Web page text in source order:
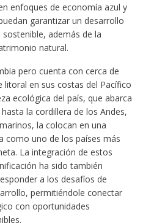
enfoques de economía azul y
garantizar un desarrollo
además de la
natural.
pero cuenta con cerca de
litoral en sus costas del Pacífico
ecológica del país, que abarca
la cordillera de los Andes,
la colocan en una
como uno de los países más
La integración de estos
ha sido también
a los desafíos de
permitiéndole conectar
con oportunidades